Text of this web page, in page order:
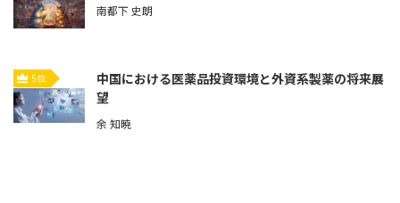
南都下 史朗
5位
中国における医薬品投資環境と外資系製薬の将来展
望
余 知暁